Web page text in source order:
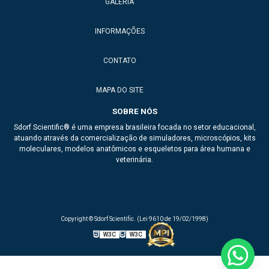
Esqueleto de animais para ensino
Esqueleto de ave
Esqueleto de boi
INFORMAÇÕES
CONTATO
MAPA DO SITE
SOBRE NÓS
Sdorf Scientific® é uma empresa brasileira focada no setor educacional,
atuando através da comercialização de simuladores, microscópios, kits
moleculares, modelos anatômicos e esqueletos para área humana e
veterinária.
Copyright © Sdorf Scientific. (Lei 9610 de 19/02/1998)
W3C W3C